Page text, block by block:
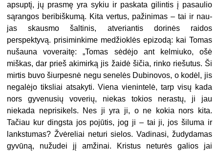
apsuptį, jų prasmę yra sykiu ir paskata gilin­tis į pasaulio
sąrangos beribiškumą. Kita vertus, pažinimas – tai ir nau­
jas skausmo šaltinis, atveriantis dorinės raidos
perspektyvą. prisiminkime medžioklės epizodą: kai Tomas
nušauna voveraitę: „Tomas sėdėjo ant kelmiuko, ošė
miškas, dar prieš akimirką jis žaidė šičia, rinko riešutus. Ši
mirtis buvo šiurpesnė negu senelės Dubinovos, o kodėl, jis
negalėjo tiksliai atsakyti. Viena vienintelė, tarp visų kada
nors gyvenusių voverių, niekas tokios nerastų, ji jau
niekada neprisikels. Nes ji yra ji, o ne kokia nors kita.
Tačiau kur dingsta jos pojūtis, jog ji – tai ji, jos šiluma ir
lankstumas? Žvėreliai neturi sielos. Vadinasi, žudydamas
gyvūną, nužudei jį amžinai. Kristus neturės galios jai